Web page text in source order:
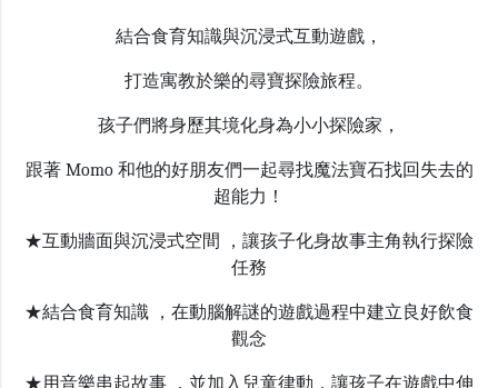
結合食育知識與沉浸式互動遊戲，
打造寓教於樂的尋寶探險旅程。
孩子們將身歷其境化身為小小探險家，
跟著 Momo 和他的好朋友們一起尋找魔法寶石找回失去的
超能力！
★互動牆面與沉浸式空間 ，讓孩子化身故事主角執行探險
任務
★結合食育知識 ，在動腦解謎的遊戲過程中建立良好飲食
觀念
★用音樂串起故事 ，並加入兒童律動，讓孩子在遊戲中伸